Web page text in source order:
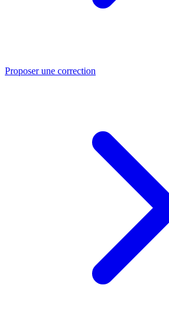
Proposer une correction